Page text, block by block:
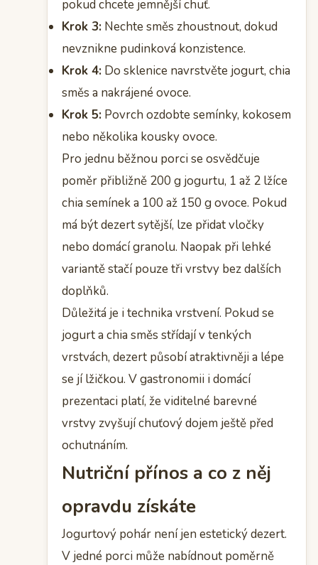
pokud chcete jemnější chuť.
Krok 3: Nechte směs zhoustnout, dokud
nevznikne pudinková konzistence.
Krok 4: Do sklenice navrstvěte jogurt, chia
směs a nakrájené ovoce.
Krok 5: Povrch ozdobte semínky, kokosem
nebo několika kousky ovoce.
Pro jednu běžnou porci se osvědčuje
poměr přibližně 200 g jogurtu, 1 až 2 lžíce
chia semínek a 100 až 150 g ovoce. Pokud
má být dezert sytější, lze přidat vločky
nebo domácí granolu. Naopak při lehké
variantě stačí pouze tři vrstvy bez dalších
doplňků.
Důležitá je i technika vrstvení. Pokud se
jogurt a chia směs střídají v tenkých
vrstvách, dezert působí atraktivněji a lépe
se jí lžičkou. V gastronomii i domácí
prezentaci platí, že viditelné barevné
vrstvy zvyšují chuťový dojem ještě před
ochutnáním.
Nutriční přínos a co z něj
opravdu získáte
Jogurtový pohár není jen estetický dezert.
V jedné porci může nabídnout poměrně